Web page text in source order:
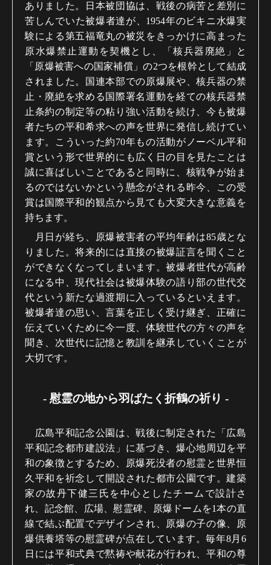
ありました。日本被団協は、戦後の病苦と差別に
苦しんでいた被爆者達が、1954年のビキニ水爆実
験による第五福竜丸の被災をきっかけに高まった
原水爆禁止運動を契機とし、「核兵器廃絶」と
「原爆被害への国家補償」の2つを根幹として結成
されました。国連本部での原爆展や、核兵器の禁
止・廃絶を求める国際署名運動を経ての核兵器禁
止条約の制定等の粘り強い活動を続け、今も被爆
者たちの平和希求への声を世界に発信し続けてい
ます。こういった約70年もの活動がノーベル平和
賞という形で世界的にも広く日の目を見たことは
誠に喜ばしいことであると同時に、核戦争が始ま
るのではないかという懸念がされる昨今、この受
賞は国際平和的観点から見ても大変大きな意義を
持ちます。
月日が経ち、原爆被害者の平均年齢は85歳とな
りました。将来的には直接の被爆証言を聞くこと
ができなくなってしまいます。被爆者世代が高齢
になる中、現代社会は被爆体験の語り部の世代交
代という新たな過渡期に入っているといえます。
被爆者達の思い、言葉を正しく受け継ぎ、正確に
伝えていくために今一度、体験世代の方々の声を
聞き、次世代に記憶と教訓を継承していくことが
大切です。
- 慰霊の地から羽ばたく折鶴の祈り -
広島平和記念公園は、戦後に制定された「広島
平和記念都市建設法」に基づき、爆心地周辺を平
和の象徴とするため、原爆死没者の慰霊と世界恒
久平和を祈念して開設された都市公園です。建築
家の故丹下健三氏を中心としたチームで設計さ
れ、記念館、広場、慰霊碑、原爆ドームを1本の直
線で結ぶ配置でデザインされ、原爆の子の像、原
爆供養塔等の慰霊碑が点在しています。毎年8月6
日には平和式典で黙祷や献花が行われ、平和の尊